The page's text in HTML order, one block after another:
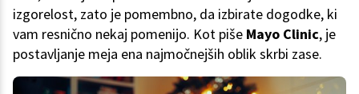
izgorelost, zato je pomembno, da izbirate dogodke, ki
vam resnično nekaj pomenijo. Kot piše Mayo Clinic, je
postavljanje meja ena najmočnejših oblik skrbi zase.